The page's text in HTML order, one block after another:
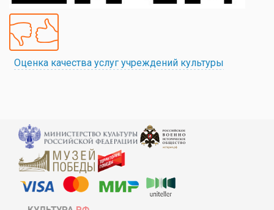
Оценка качества услуг учреждений культуры